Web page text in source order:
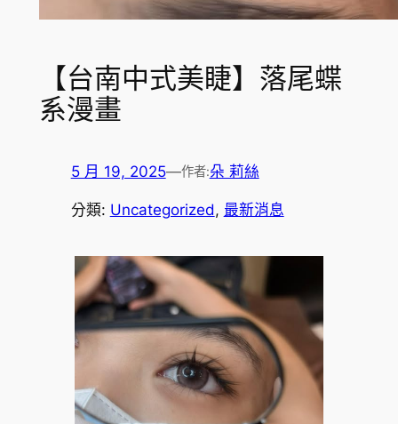
【台南中式美睫】落尾蝶
系漫畫
5 月 19, 2025—作者:朵 莉絲
分類: Uncategorized, 最新消息